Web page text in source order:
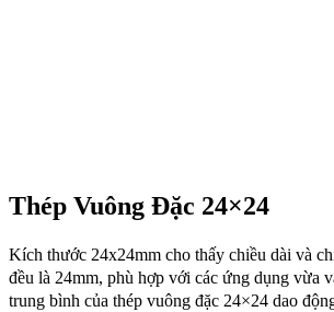
Thép Vuông Đặc 24×24
Kích thước 24x24mm cho thấy chiều dài và
đều là 24mm, phù hợp với các ứng dụng vừa
trung bình của thép vuông đặc 24×24 dao